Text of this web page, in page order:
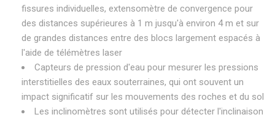
fissures individuelles, extensomètre de convergence pour
des distances supérieures à 1 m jusqu'à environ 4 m et sur
de grandes distances entre des blocs largement espacés à
l'aide de télémètres laser
Capteurs de pression d'eau pour mesurer les pressions
interstitielles des eaux souterraines, qui ont souvent un
impact significatif sur les mouvements des roches et du sol
Les inclinomètres sont utilisés pour détecter l'inclinaison